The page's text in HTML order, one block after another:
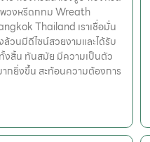
วงหรีดกทม Wreath
Thailand เราเชื่อมั่น
วนมีดีไซน์สวยงามและได้รับ
สิ้น ทันสมัย มีความเป็นตัว
กยิ่งขึ้น สะท้อนความต้องการ